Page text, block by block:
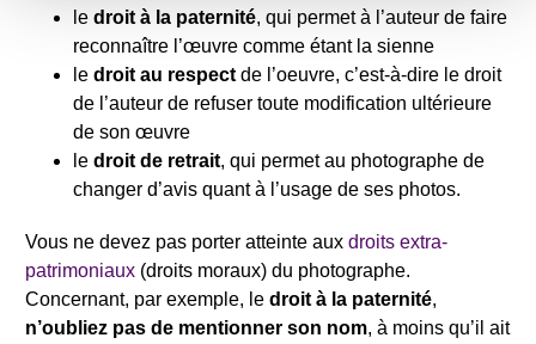
le droit à la paternité, qui permet à l’auteur de faire
reconnaître l’œuvre comme étant la sienne
le droit au respect de l’oeuvre, c’est-à-dire le droit
de l’auteur de refuser toute modification ultérieure
de son œuvre
le droit de retrait, qui permet au photographe de
changer d’avis quant à l’usage de ses photos.
Vous ne devez pas porter atteinte aux droits extra-
patrimoniaux (droits moraux) du photographe.
Concernant, par exemple, le droit à la paternité,
n’oubliez pas de mentionner son nom, à moins qu’il ait